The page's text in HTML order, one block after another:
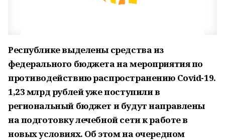
Республике выделены средства из
федерального бюджета на мероприятия по
противодействию распространению Covid-19.
1,23 млрд рублей уже поступили в
региональный бюджет и будут направлены
на подготовку лечебной сети к работе в
новых условиях. Об этом на очередном